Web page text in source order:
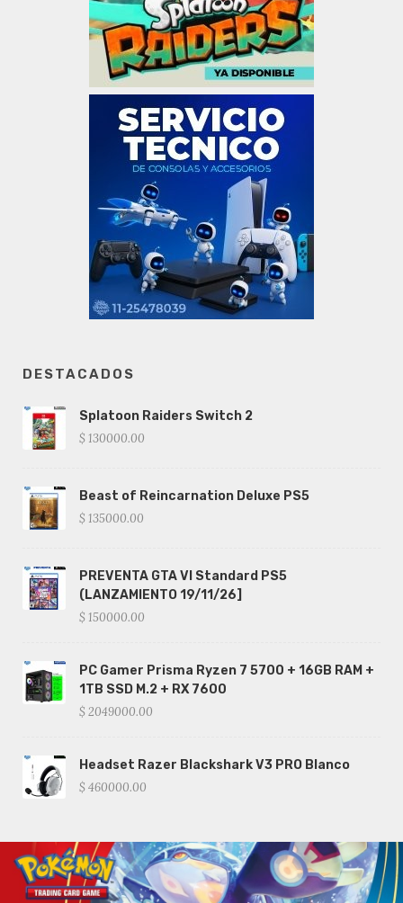
DESTACADOS
Splatoon Raiders Switch 2
$ 130000.00
Beast of Reincarnation Deluxe PS5
$ 135000.00
PREVENTA GTA VI Standard PS5
(LANZAMIENTO 19/11/26]
$ 150000.00
PC Gamer Prisma Ryzen 7 5700 + 16GB RAM +
1TB SSD M.2 + RX 7600
$ 2049000.00
Headset Razer Blackshark V3 PRO Blanco
$ 460000.00